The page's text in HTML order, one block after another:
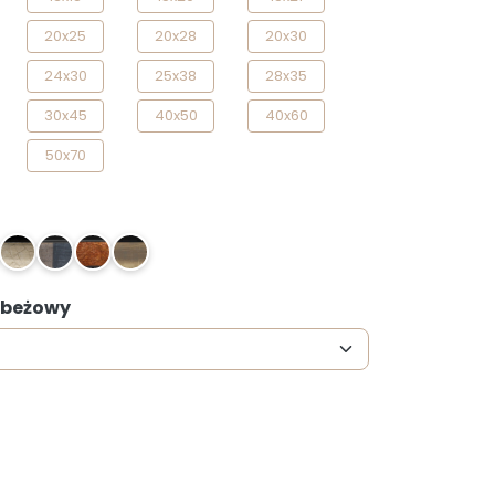
20x25 20x28
20x30
24x30 25x38
28x35
30x45 40x50
40x60
50x70
24 28 31 35